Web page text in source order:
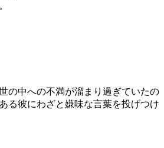
の中への不満が溜まり過ぎていたの
る彼にわざと嫌味な言葉を投げつけ